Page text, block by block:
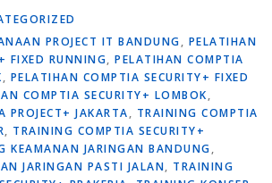
PROJECT IT BANDUNG, PELATIHAN
FIXED RUNNING, PELATIHAN COMPTIA
, PELATIHAN COMPTIA SECURITY+ FIXED
COMPTIA SECURITY+ LOMBOK,
PROJECT+ JAKARTA, TRAINING COMPTIA
, TRAINING COMPTIA SECURITY+
KEAMANAN JARINGAN BANDUNG,
JARINGAN PASTI JALAN, TRAINING